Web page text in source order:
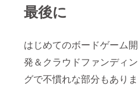
最後に
はじめてのボードゲーム開
発＆クラウドファンディン
グで不慣れな部分もありま